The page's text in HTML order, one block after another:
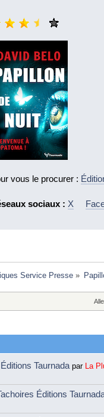
vous le procurer :
sociaux : X
Service Presse »
Taurnada par La
Éditions